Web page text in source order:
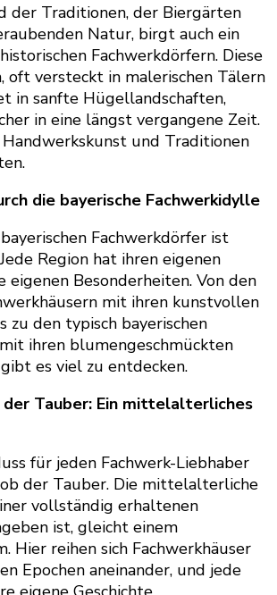
der Traditionen, der Biergärten
Natur, birgt auch ein
Fachwerkdörfern. Diese
oft versteckt in malerischen Tälern
in sanfte Hügellandschaften,
in eine längst vergangene Zeit.
und Traditionen
die bayerische Fachwerkidylle
Fachwerkdörfer ist
Region hat ihren eigenen
eigenen Besonderheiten. Von den
mit ihren kunstvollen
zu den typisch bayerischen
ihren blumengeschmückten
es viel zu entdecken.
Tauber: Ein mittelalterliches
für jeden Fachwerk-Liebhaber
der Tauber. Die mittelalterliche
vollständig erhaltenen
ist, gleicht einem
Hier reihen sich Fachwerkhäuser
Epochen aneinander, und jede